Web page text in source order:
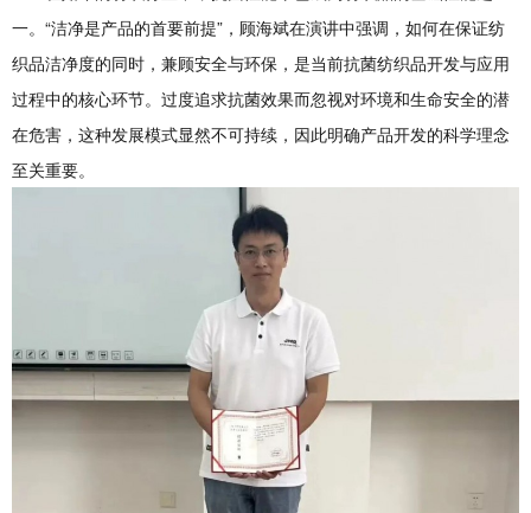
一。“洁净是产品的首要前提”，顾海斌在演讲中强调，如何在保证纺
织品洁净度的同时，兼顾安全与环保，是当前抗菌纺织品开发与应用
过程中的核心环节。过度追求抗菌效果而忽视对环境和生命安全的潜
在危害，这种发展模式显然不可持续，因此明确产品开发的科学理念
至关重要。